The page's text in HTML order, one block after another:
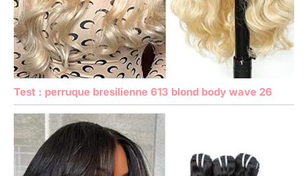
Test : perruque bresilienne 613 blond body wave 26